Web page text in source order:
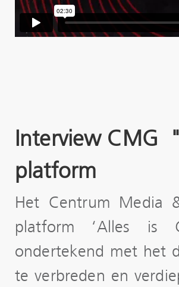
Interview CMG
platform
Het Centrum Media
platform ‘Alles is
ondertekend met het
te verbreden en